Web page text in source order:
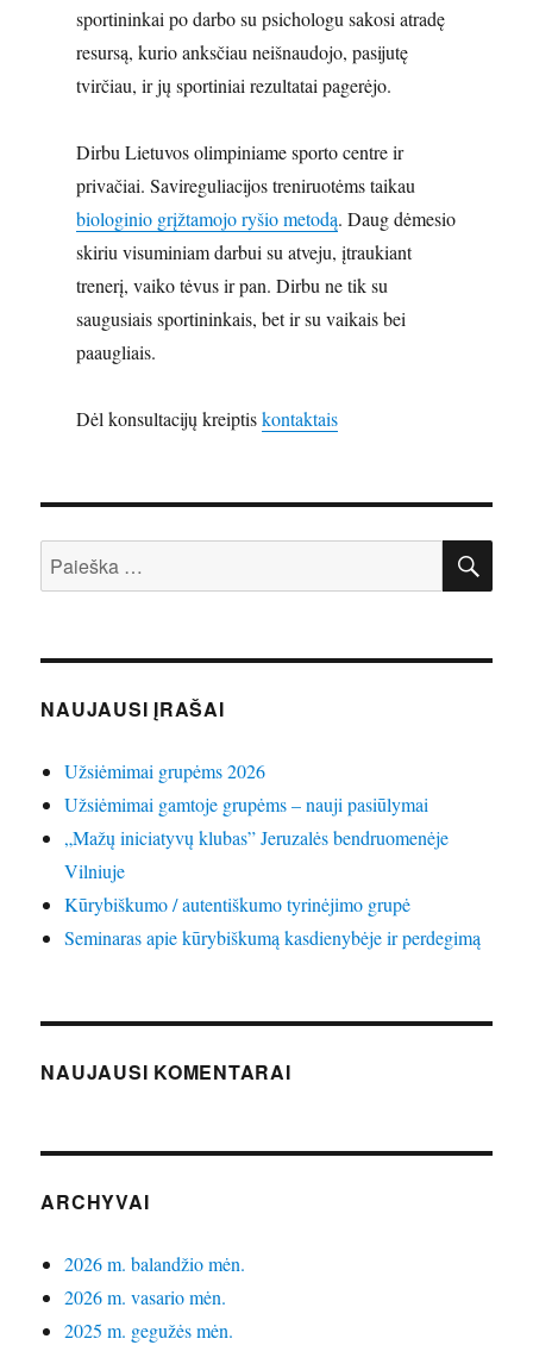
sportininkai po darbo su psichologu sakosi atradę
resursą, kurio anksčiau neišnaudojo, pasijutę
tvirčiau, ir jų sportiniai rezultatai pagerėjo.
Dirbu Lietuvos olimpiniame sporto centre ir
privačiai. Savireguliacijos treniruotėms taikau
biologinio grįžtamojo ryšio metodą. Daug dėmesio
skiriu visuminiam darbui su atveju, įtraukiant
trenerį, vaiko tėvus ir pan. Dirbu ne tik su
saugusiais sportininkais, bet ir su vaikais bei
paaugliais.
Dėl konsultacijų kreiptiskontaktais
Ieškoti:
NAUJAUSI ĮRAŠAI
Užsiėmimai grupėms 2026
Užsiėmimai gamtoje grupėms – nauji pasiūlymai
„Mažų iniciatyvų klubas” Jeruzalės bendruomenėje
Vilniuje
Kūrybiškumo / autentiškumo tyrinėjimo grupė
Seminaras apie kūrybiškumą kasdienybėje ir perdegimą
NAUJAUSI KOMENTARAI
ARCHYVAI
2026 m. balandžio mėn.
2026 m. vasario mėn.
2025 m. gegužės mėn.